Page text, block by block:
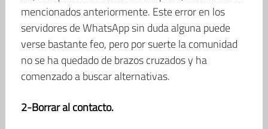
mencionados anteriormente. Este error en los
servidores de WhatsApp sin duda alguna puede
verse bastante feo, pero por suerte la comunidad
no se ha quedado de brazos cruzados y ha
comenzado a buscar alternativas.
2-Borrar al contacto.